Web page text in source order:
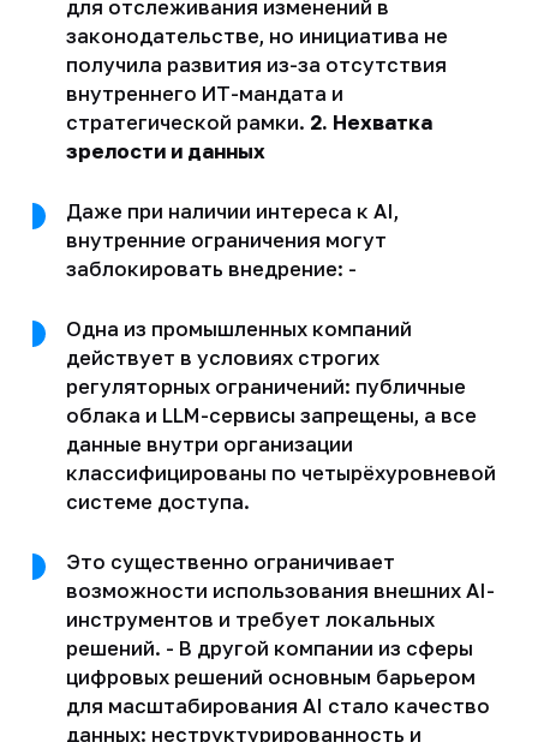
для отслеживания изменений в
законодательстве, но инициатива не
получила развития из-за отсутствия
внутреннего ИТ-мандата и
стратегической рамки. 2. Нехватка
зрелости и данных
Даже при наличии интереса к AI,
внутренние ограничения могут
заблокировать внедрение: -
Одна из промышленных компаний
действует в условиях строгих
регуляторных ограничений: публичные
облака и LLM-сервисы запрещены, а все
данные внутри организации
классифицированы по четырёхуровневой
системе доступа.
Это существенно ограничивает
возможности использования внешних AI-
инструментов и требует локальных
решений. - В другой компании из сферы
цифровых решений основным барьером
для масштабирования AI стало качество
данных: неструктурированность и